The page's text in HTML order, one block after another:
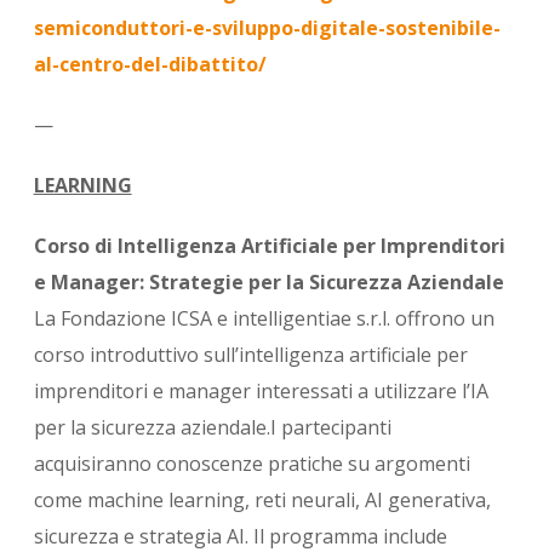
semiconduttori-e-sviluppo-digitale-sostenibile-
al-centro-del-dibattito/
—
LEARNING
Corso di Intelligenza Artificiale per Imprenditori
e Manager: Strategie per la Sicurezza Aziendale
La Fondazione ICSA e intelligentiae s.r.l. offrono un
corso introduttivo sull’intelligenza artificiale per
imprenditori e manager interessati a utilizzare l’IA
per la sicurezza aziendale.I partecipanti
acquisiranno conoscenze pratiche su argomenti
come machine learning, reti neurali, AI generativa,
sicurezza e strategia AI. Il programma include